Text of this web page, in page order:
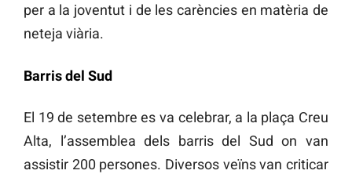
per a la joventut i de les carències en matèria de
neteja viària.
Barris del Sud
El 19 de setembre es va celebrar, a la plaça Creu
Alta, l’assemblea dels barris del Sud on van
assistir 200 persones. Diversos veïns van criticar